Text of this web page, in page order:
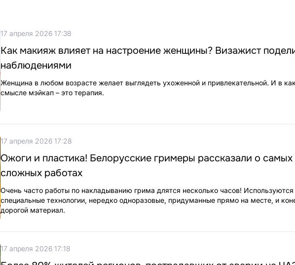
17 апреля 2026 17:38
Как макияж влияет на настроение женщины? Визажист
наблюдениями
Женщина в любом возрасте желает выглядеть ухоженной и привлекательной. И в
смысле мэйкап – это терапия.
17 апреля 2026 17:28
Ожоги и пластика! Белорусские гримеры рассказали о самых
сложных работах
Очень часто работы по накладыванию грима длятся несколько часов! Используются
специальные технологии, нередко одноразовые, придуманные прямо на месте, и
дорогой материал.
17 апреля 2026 17:18